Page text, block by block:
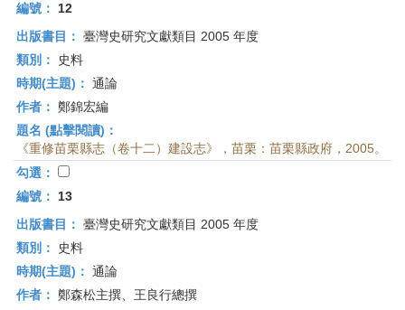
編號：
12
出版書目： 臺灣史研究文獻類目 2005 年度
類別：
史料
時期(主題)： 通論
作者： 鄭錦宏編
題名 (點擊閱讀)：
《重修苗栗縣志（卷十二）建設志》，苗栗：苗栗縣政府，2005。
勾選：
編號：
13
出版書目： 臺灣史研究文獻類目 2005 年度
類別：
史料
時期(主題)： 通論
作者： 鄭森松主撰、王良行總撰